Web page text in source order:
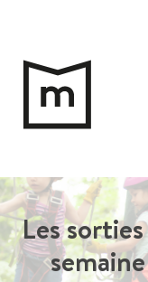
contenu
Les